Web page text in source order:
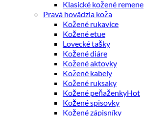
Klasické kožené remene
Pravá hovädzia koža
Kožené rukavice
Kožené etue
Lovecké tašky
Kožené diáre
Kožené aktovky
Kožené kabely
Kožené ruksaky
Kožené peňaženky
Kožené spisovky
Kožené zápisníky